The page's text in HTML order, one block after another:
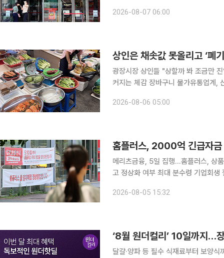
PB 상품과 함께 일반 상품 납품도 순
2026-08-07 06:00
광장시장 상인들 "상할까 봐 조금만
커지는 체감 장바구니 물가유통업계, 산지
은 가운데 서울 종로구 광장시장은 후
2026-08-06 05:00
홈플러스, 2000억 긴급자금
메리츠금융, 5일 집행...홈플러스, 상
고 정상화 여부 최대 분수령 기업회생 절차를 진행 중인 홈플러스에 2000억 원 규모의 긴급운영자
조계에 따르면 서울회생법원이 DIP
2026-08-05 15:32
‘8월 원더컬리’ 10일까지…
달걀·양파 등 필수 식재료부터 보양